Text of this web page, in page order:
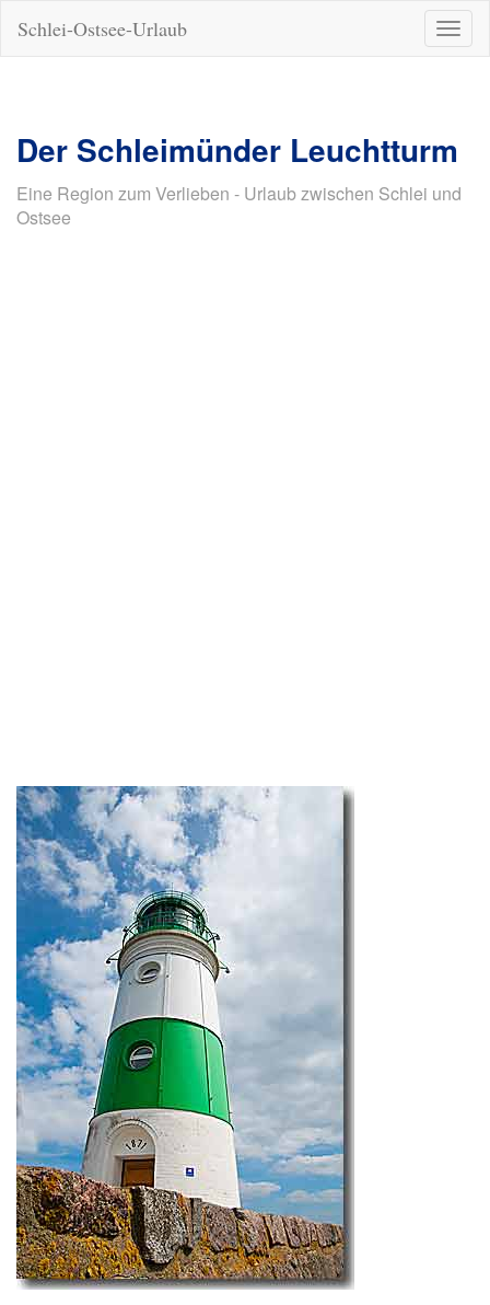
ein-/
Schlei-Ostsee-Urlaub
Der Schleimünder Leuchtturm
Eine Region zum Verlieben - Urlaub zwischen Schlei und
Ostsee